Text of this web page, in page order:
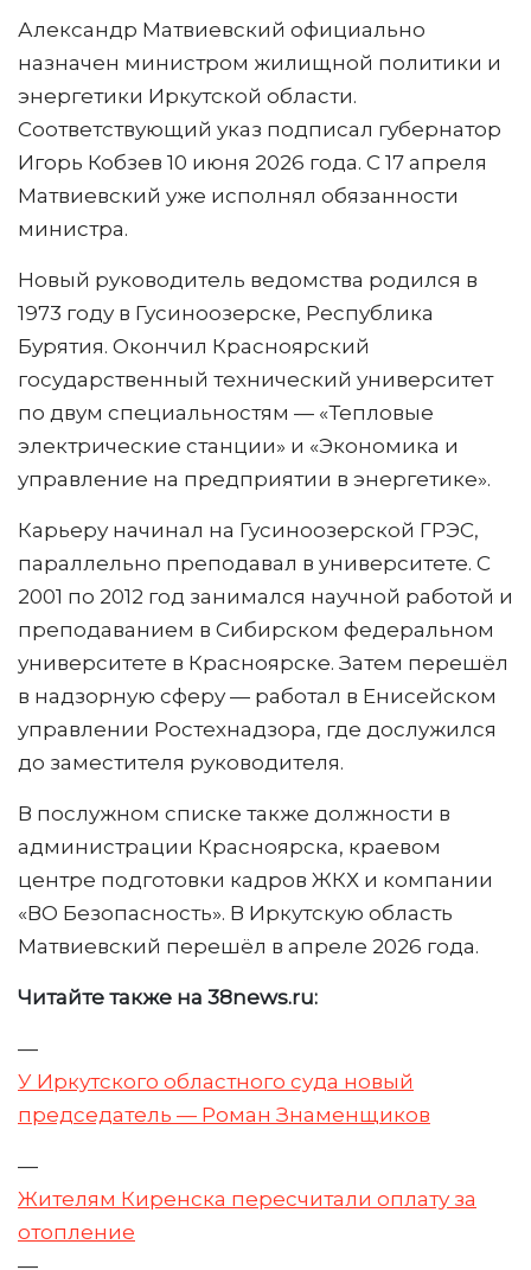
Александр Матвиевский официально
назначен министром жилищной политики и
энергетики Иркутской области.
Соответствующий указ подписал губернатор
Игорь Кобзев 10 июня 2026 года. С 17 апреля
Матвиевский уже исполнял обязанности
министра.
Новый руководитель ведомства родился в
1973 году в Гусиноозерске, Республика
Бурятия. Окончил Красноярский
государственный технический университет
по двум специальностям — «Тепловые
электрические станции» и «Экономика и
управление на предприятии в энергетике».
Карьеру начинал на Гусиноозерской ГРЭС,
параллельно преподавал в университете. С
2001 по 2012 год занимался научной работой и
преподаванием в Сибирском федеральном
университете в Красноярске. Затем перешёл
в надзорную сферу — работал в Енисейском
управлении Ростехнадзора, где дослужился
до заместителя руководителя.
В послужном списке также должности в
администрации Красноярска, краевом
центре подготовки кадров ЖКХ и компании
«ВО Безопасность». В Иркутскую область
Матвиевский перешёл в апреле 2026 года.
Читайте также на 38news.ru:
—
У Иркутского областного суда новый
председатель — Роман Знаменщиков
—
Жителям Киренска пересчитали оплату за
отопление
—